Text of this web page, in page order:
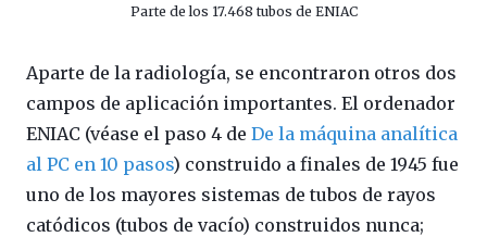
Parte de los 17.468 tubos de ENIAC
Aparte de la radiología, se encontraron otros dos
campos de aplicación importantes. El ordenador
ENIAC (véase el paso 4 de De la máquina analítica
al PC en 10 pasos) construido a finales de 1945 fue
uno de los mayores sistemas de tubos de rayos
catódicos (tubos de vacío) construidos nunca;